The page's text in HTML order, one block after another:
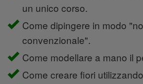
un unico corso.
Come dipingere in modo
convenzionale".
Come modellare a mano il
Come creare fiori